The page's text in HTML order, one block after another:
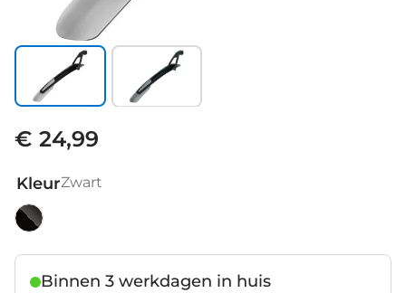
€ 24,99
KleurZwart
Binnen 3 werkdagen in huis